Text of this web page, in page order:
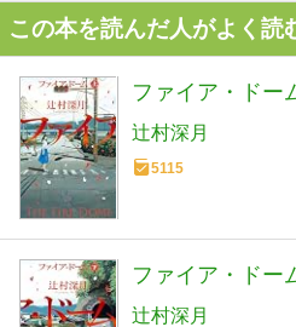
この本を読んだ人がよく読
ファイア・ドー
辻村深月
5115
ファイア・ドー
辻村深月